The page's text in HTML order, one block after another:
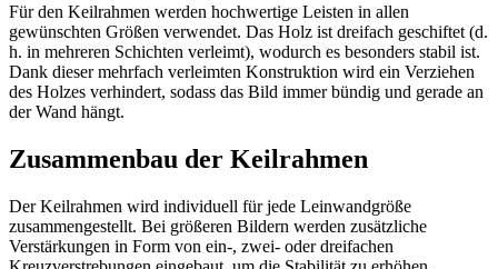
Für den Keilrahmen werden hochwertige Leisten in allen
gewünschten Größen verwendet. Das Holz ist dreifach geschiftet (d.
h. in mehreren Schichten verleimt), wodurch es besonders stabil ist.
Dank dieser mehrfach verleimten Konstruktion wird ein Verziehen
des Holzes verhindert, sodass das Bild immer bündig und gerade an
der Wand hängt.
Zusammenbau der Keilrahmen
Der Keilrahmen wird individuell für jede Leinwandgröße
zusammengestellt. Bei größeren Bildern werden zusätzliche
Verstärkungen in Form von ein-, zwei- oder dreifachen